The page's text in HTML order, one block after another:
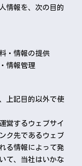
情報を、次の目的
・情報の提供
情報管理
上記目的以外で使
営するウェブサイ
ク先であるウェブ
る情報によって発
て、当社はいかな